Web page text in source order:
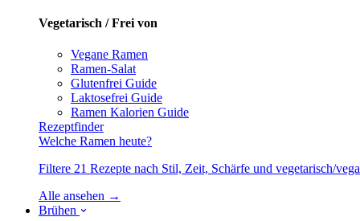
Vegetarisch / Frei von
Vegane Ramen
Ramen-Salat
Glutenfrei Guide
Laktosefrei Guide
Ramen Kalorien Guide
Rezeptfinder
Welche Ramen heute?
Filtere 21 Rezepte nach Stil, Zeit, Schärfe und vegetarisch/
Alle ansehen →
Brühen